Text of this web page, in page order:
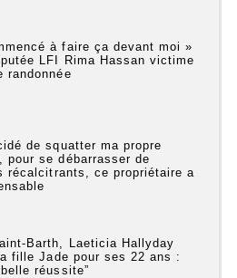
à faire ça devant moi »
LFI Rima Hassan victime
randonnée
de squatter ma propre
pour se débarrasser de
récalcitrants, ce propriétaire a
Barth, Laeticia Hallyday
fille Jade pour ses 22 ans :
réussite”